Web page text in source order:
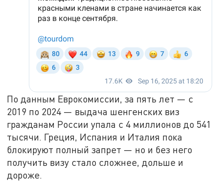
По данным Еврокомиссии, за пять лет — с
2019 по 2024 — выдача шенгенских виз
гражданам России упала с 4 миллионов до 541
тысячи. Греция, Испания и Италия пока
блокируют полный запрет — но и без него
получить визу стало сложнее, дольше и
дороже.